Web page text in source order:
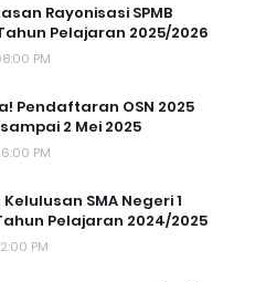
Rayonisasi SPMB
Pelajaran 2025/2026
PM
Pendaftaran OSN 2025
2 Mei 2025
PM
SMA Negeri 1
Pelajaran 2024/2025
PM